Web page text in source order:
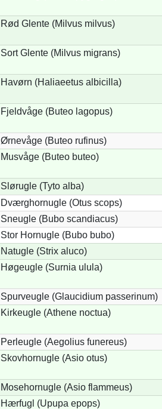
Rød Glente (Milvus milvus)
Sort Glente (Milvus migrans)
Havørn (Haliaeetus albicilla)
Fjeldvåge (Buteo lagopus)
Ørnevåge (Buteo rufinus)
Musvåge (Buteo buteo)
Slørugle (Tyto alba)
Dværghornugle (Otus scops)
Sneugle (Bubo scandiacus)
Stor Hornugle (Bubo bubo)
Natugle (Strix aluco)
Høgeugle (Surnia ulula)
Spurveugle (Glaucidium passerinum)
Kirkeugle (Athene noctua)
Perleugle (Aegolius funereus)
Skovhornugle (Asio otus)
Mosehornugle (Asio flammeus)
Hærfugl (Upupa epops)